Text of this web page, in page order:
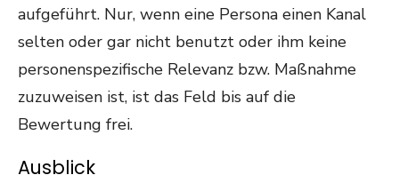
aufgeführt. Nur, wenn eine Persona einen Kanal
selten oder gar nicht benutzt oder ihm keine
personenspezifische Relevanz bzw. Maßnahme
zuzuweisen ist, ist das Feld bis auf die
Bewertung frei.
Ausblick